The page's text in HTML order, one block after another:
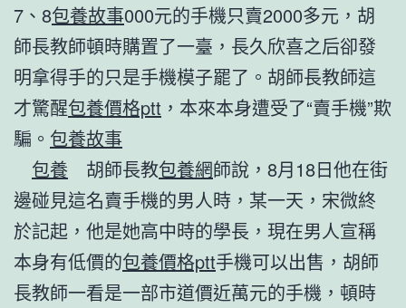
7、8包養故事000元的手機只賣2000多元，胡
師長教師頓時購置了一臺，長久欣喜之后卻發
明拿得手的只是手機模子罷了。胡師長教師這
才驚醒包養價格ptt ，本來本身遭受了“賣手機”欺
騙。 包養故事
包養 胡師長教包養網師說，8月18日他在街
邊碰見這名賣手機的男人時，某一天，宋微終
於記起，他是她高中時的學長，現在男人宣稱
本身有低價的包養價格ptt手機可以出售，胡師
長教師一看是一部市道價近萬元的手機，頓時